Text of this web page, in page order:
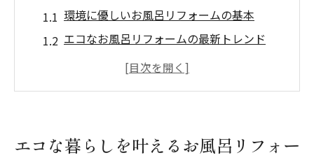
環境に優しいお風呂リフォームの基本
エコなお風呂リフォームの最新トレンド
お風呂リフォームでサステイナブルな生活
エコな暮らしを叶えるお風呂リフォー